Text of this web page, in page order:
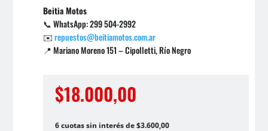
Beitia Motos
📞 WhatsApp: 299 504-2992
✉️repuestos@beitiamotos.com.ar
📍 Mariano Moreno 151 – Cipolletti, Río Negro
$18.000,00
6 cuotas sin interés de $3.600,00